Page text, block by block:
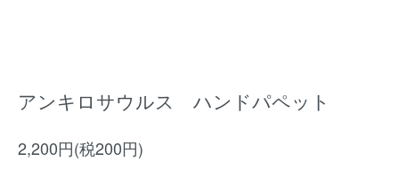
アンキロサウルス ハンドパペット
2,200円(税200円)